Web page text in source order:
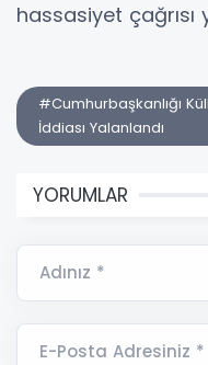
hassasiyet çağrısı
#Cumhurbaşkanlığı
İddiası Yalanlandı
YORUMLAR
Adınız *
E-Posta Adresiniz *